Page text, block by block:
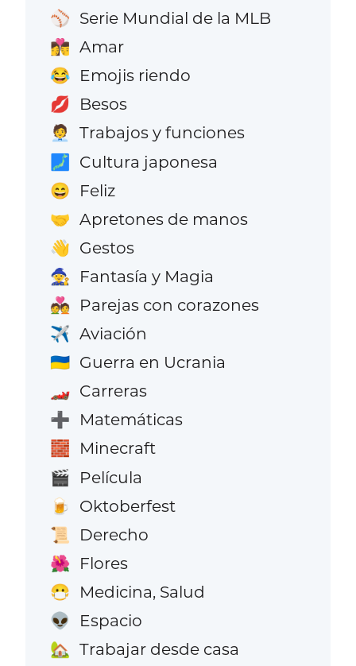
⚾ Serie Mundial de la MLB
👩‍❤️‍💋‍👨 Amar
😂 Emojis riendo
💋 Besos
🧑‍💼 Trabajos y funciones
🗾 Cultura japonesa
😄 Feliz
🤝 Apretones de manos
👋 Gestos
🧙 Fantasía y Magia
💑 Parejas con corazones
✈️ Aviación
🇺🇦 Guerra en Ucrania
🏎️ Carreras
➕ Matemáticas
🧱 Minecraft
🎬 Película
🍺 Oktoberfest
📜 Derecho
🌺 Flores
😷 Medicina, Salud
👽 Espacio
🏡 Trabajar desde casa